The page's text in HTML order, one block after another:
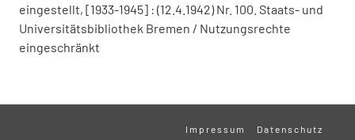
eingestellt, [1933-1945] : (12.4.1942) Nr. 100. Staats- und
Universitätsbibliothek Bremen / Nutzungsrechte
eingeschränkt
Impressum Datenschutz